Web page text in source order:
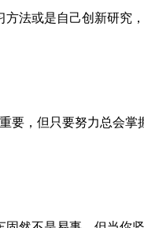
法或是自己创新研究
要，但只要努力总会